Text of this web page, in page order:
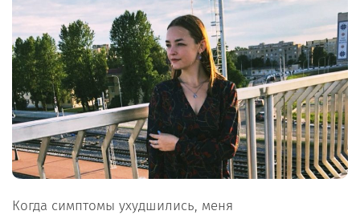
Когда симптомы ухудшились, меня